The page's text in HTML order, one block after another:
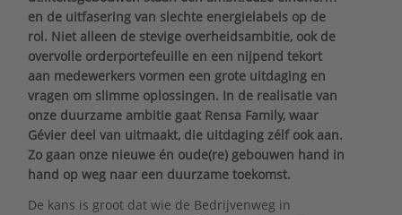
en de uitfasering van slechte energielabels op de
rol. Niet alleen de stevige overheidsambitie, ook de
overvolle orderportefeuille en een nijpend tekort
aan medewerkers vormen een grote uitdaging en
vragen om slimme oplossingen. In de realisatie van
onze duurzame ambitie gaat Rensa Family, waar
Gévier deel van uitmaakt, die uitdaging zélf ook aan.
Zo gaan onze nieuwe én oude(re) gebouwen hand in
hand op weg naar een duurzame toekomst.
De kans is groot dat wie de Bedrijvenweg in